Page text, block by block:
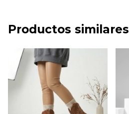
Productos similares